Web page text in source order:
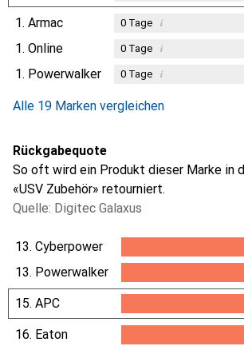
1. Armac 0Tage i
1. Online 0Tage i
1. Powerwalker 0Tage i
Alle 19 Marken vergleichen
Rückgabequote
So oft wird ein Produkt dieser Marke in
«USV Zubehör» retourniert.
Quelle: Digitec Galaxus
13. Cyberpower
13. Powerwalker
15. APC
16. Eaton